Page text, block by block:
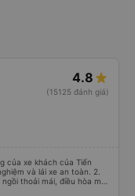
4.8
(15125 đánh giá)
và lái xe an toàn. 2.
thoải mái, điều hòa mát